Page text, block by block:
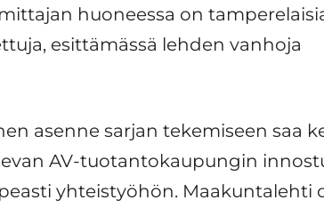
huoneessa on
esittämässä lehden vanhoja
asenne sarjan tekemiseen saa
AV-tuotantokaupungin
yhteistyöhön. Maakuntalehti